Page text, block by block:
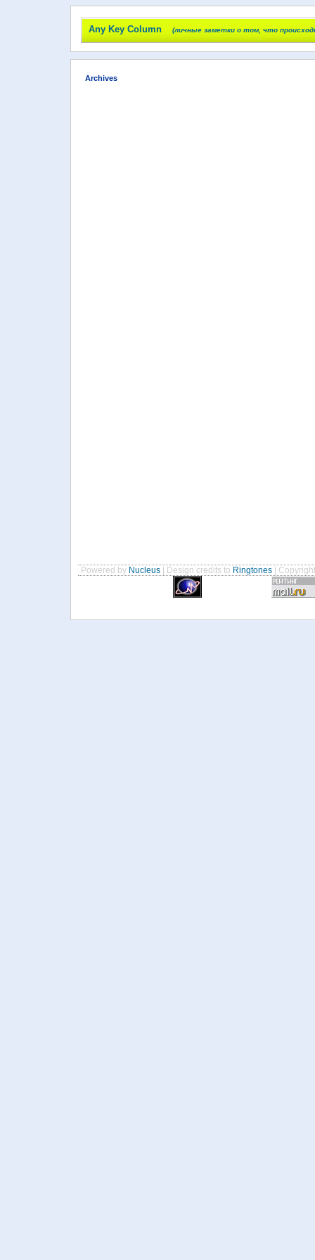
Any Key Column (личные заметки о том, что
Archives
Powered by Nucleus | Design credits to Ringtones |